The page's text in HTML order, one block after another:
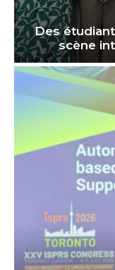
Des
scène